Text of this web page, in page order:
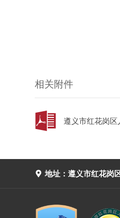
相关附件
遵义市红花岗区
 地址：遵义市红花岗